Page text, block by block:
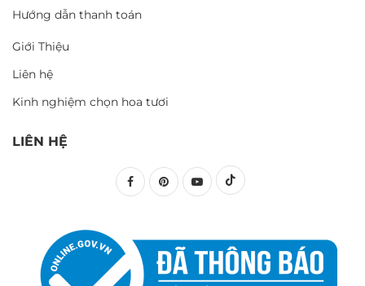
Hướng dẫn thanh toán
Giới Thiệu
Liên hệ
Kinh nghiệm chọn hoa tươi
LIÊN HỆ